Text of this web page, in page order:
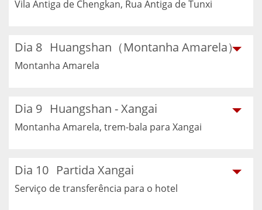
Vila Antiga de Chengkan, Rua Antiga de Tunxi
Dia 8 Huangshan（Montanha Amarela）
Montanha Amarela
Dia 9 Huangshan - Xangai
Montanha Amarela, trem-bala para Xangai
Dia 10 Partida Xangai
Serviço de transferência para o hotel